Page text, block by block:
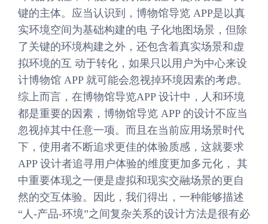
键的主体。应当认识到，博物馆导览 APP是以真
实环境空间为基础构建的电 子化地图场景，但除
了关键的环境构建之外，还包含着真实场景和虚
拟环境的互 动于转化，如果只以用户为中心来设
计博物馆 APP 就可能会忽视掉环境因素的考虑。
综上而言，在博物馆导览APP 设计中，人和环境
都是重要的因素，博物馆导览 APP 的设计不应当
忽视掉其中任意一项。而且在当前应用场景时代
下，使用者不断追求更佳的体验质感，这就要求
APP 设计者追寻用户体验的维度更加多元化， 其
中重要体现之一便是虚拟和现实交融场景的更自
然的交互体验。因此，我们得出，一种能够描述
“人-产品-环境”之间复杂关系的设计方法是很有必